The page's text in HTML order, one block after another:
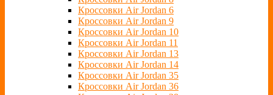
Кроссовки Air Jordan 6
Кроссовки Air Jordan 9
Кроссовки Air Jordan 10
Кроссовки Air Jordan 11
Кроссовки Air Jordan 13
Кроссовки Air Jordan 14
Кроссовки Air Jordan 35
Кроссовки Air Jordan 36